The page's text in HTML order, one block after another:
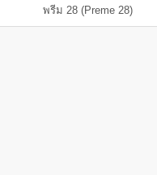
พรีม 28 (Preme 28)